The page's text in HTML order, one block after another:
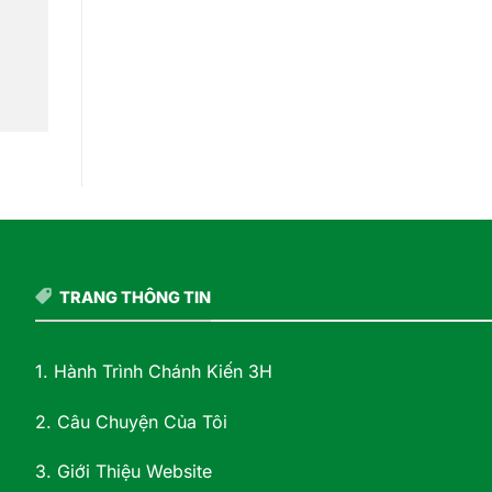
TRANG THÔNG TIN
1. Hành Trình Chánh Kiến 3H
2. Câu Chuyện Của Tôi
3. Giới Thiệu Website